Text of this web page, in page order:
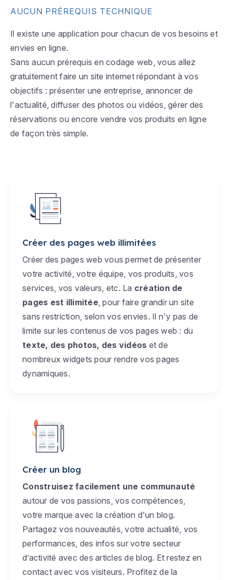
AUCUN PRÉREQUIS TECHNIQUE
Il existe une application pour chacun de vos besoins et
envies en ligne.
Sans aucun prérequis en codage web, vous allez
gratuitement faire un site internet répondant à vos
objectifs : présenter une entreprise, annoncer de
l'actualité, diffuser des photos ou vidéos, gérer des
réservations ou encore vendre vos produits en ligne
de façon très simple.
Créer des pages web illimitées
Créer des pages web vous permet de présenter
votre activité, votre équipe, vos produits, vos
services, vos valeurs, etc. La création de
pages est illimitée, pour faire grandir un site
sans restriction, selon vos envies. Il n'y pas de
limite sur les contenus de vos pages web : du
texte, des photos, des vidéos et de
nombreux widgets pour rendre vos pages
dynamiques.
Créer un blog
Construisez facilement une communauté
autour de vos passions, vos compétences,
votre marque avec la création d'un blog.
Partagez vos nouveautés, votre actualité, vos
performances, des infos sur votre secteur
d’activité avec des articles de blog. Et restez en
contact avec vos visiteurs. Profitez de la